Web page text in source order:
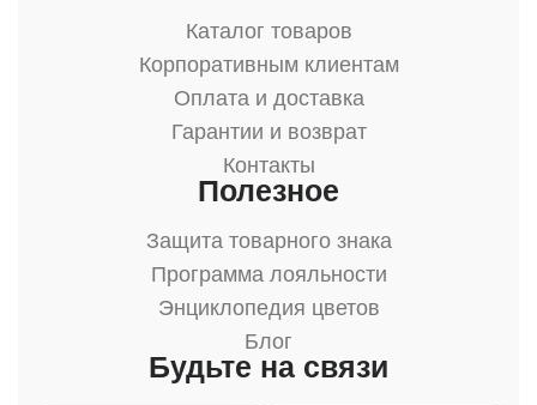
Каталог товаров
Корпоративным клиентам
Оплата и доставка
Гарантии и возврат
Контакты
Полезное
Защита товарного знака
Программа лояльности
Энциклопедия цветов
Блог
Будьте на связи